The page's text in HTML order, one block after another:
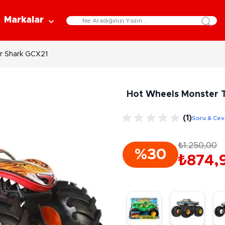
Eğitici Oyuncaklar
Oyunlar
Arkadaş - Aile Kutu Oyunları
Çocuk Kutu Oyunları
Eğitici Oyunlar
Et Bebekler
Fonksiyonlu Bebekler
Oyuncak Bebek Aksesuarları
Oyuncak Bebek Setleri
Kozmetik ve Güzellik Setleri
Aksesuar
6-9 Yaş
Markalar
GCX21
Hot Wheels Monster
(1)Soru &
%30
₺1.250,00